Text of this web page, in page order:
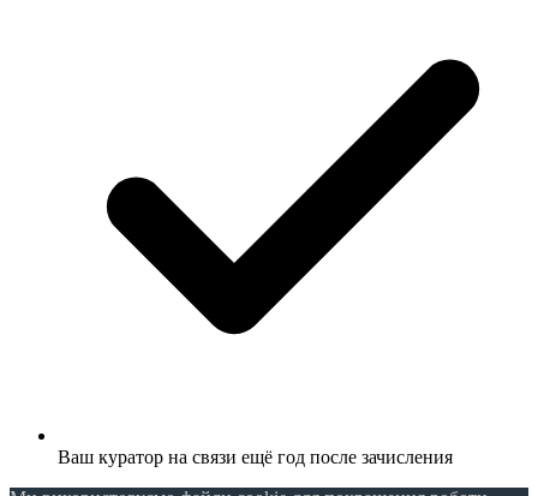
Ваш куратор на связи ещё год после зачисления